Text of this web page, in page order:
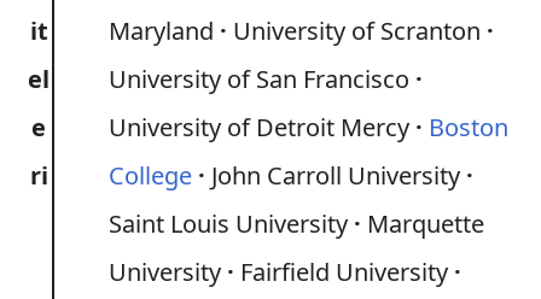
it
el
e
ri
Maryland
University of Scranton
University of San Francisco
University of Detroit Mercy
Boston
College
John Carroll University
Saint Louis University
Marquette
University
Fairfield University